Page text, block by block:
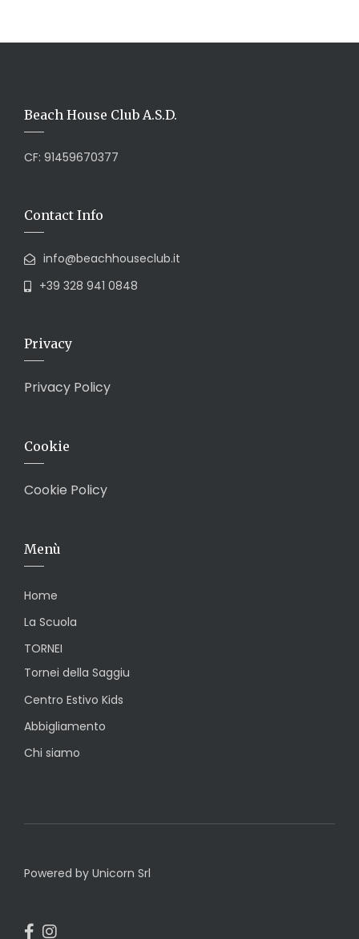
Beach House Club A.S.D.
CF: 91459670377
Contact Info
info@beachhouseclub.it
+39 328 941 0848
Privacy
Privacy Policy
Cookie
Cookie Policy
Menù
Home
La Scuola
TORNEI
Tornei della Saggiu
Centro Estivo Kids
Abbigliamento
Chi siamo
Powered by Unicorn Srl